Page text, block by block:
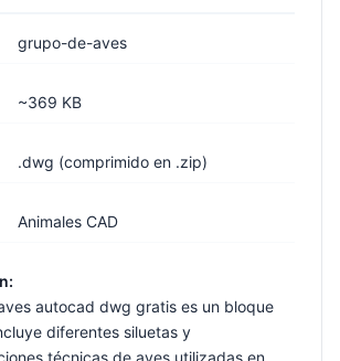
grupo-de-aves
~369 KB
.dwg (comprimido en .zip)
Animales CAD
autocad dwg gratis es un bloque
diferentes siluetas y